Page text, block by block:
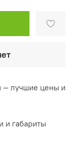
— лучшие цены и
и габариты